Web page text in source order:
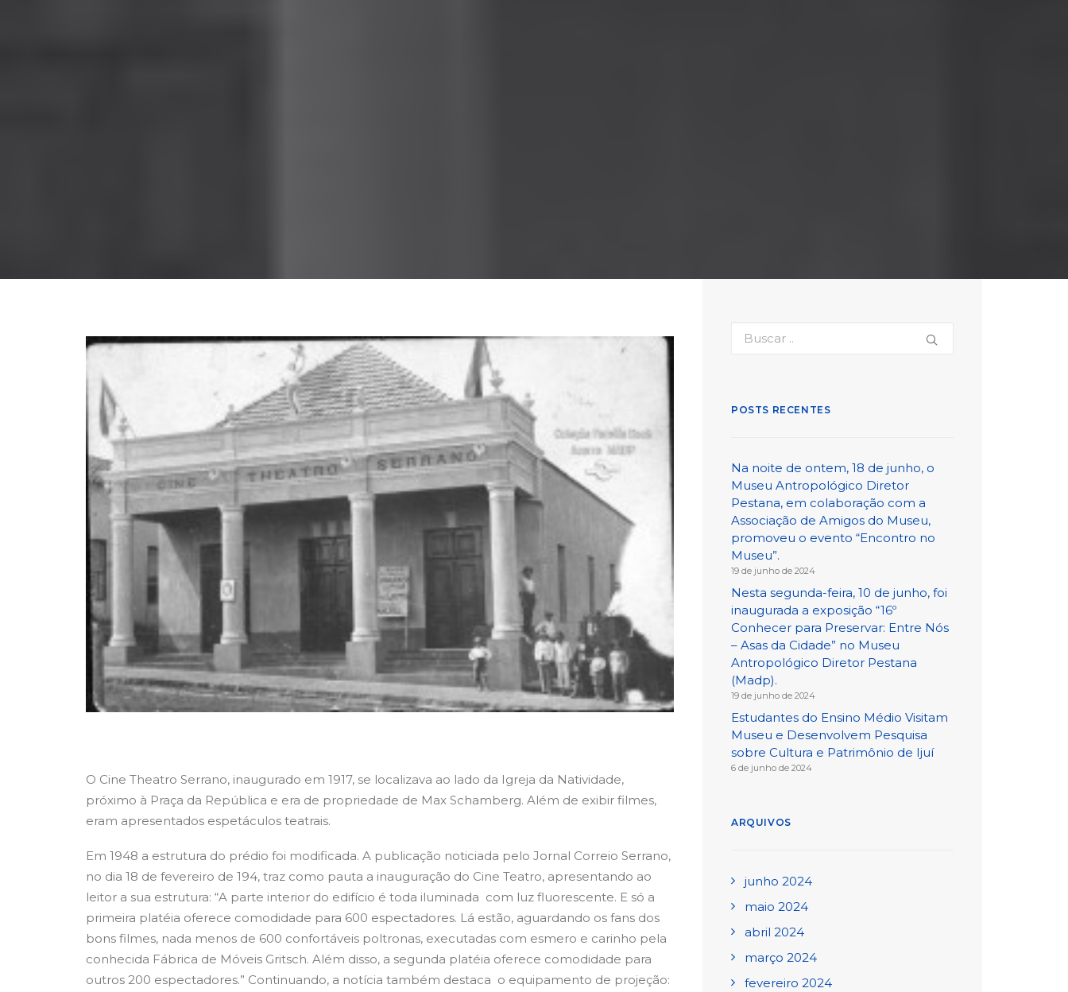
O Cine Theatro Serrano, inaugurado em 1917, se localizava ao lado da Igreja da Natividade,
próximo à Praça da República e era de propriedade de Max Schamberg. Além de exibir filmes,
eram apresentados espetáculos teatrais.
Em 1948 a estrutura do prédio foi modificada. A publicação noticiada pelo Jornal Correio Serrano,
no dia 18 de fevereiro de 194, traz como pauta a inauguração do Cine Teatro, apresentando ao
leitor a sua estrutura: “A parte interior do edifício é toda iluminada com luz fluorescente. E só a
primeira platéia oferece comodidade para 600 espectadores. Lá estão, aguardando os fans dos
bons filmes, nada menos de 600 confortáveis poltronas, executadas com esmero e carinho pela
conhecida Fábrica de Móveis Gritsch. Além disso, a segunda platéia oferece comodidade para
outros 200 espectadores.” Continuando, a notícia também destaca o equipamento de projeção:
POSTS RECENTES
Na noite de ontem, 18 de junho, o
Museu Antropológico Diretor
Pestana, em colaboração com a
Associação de Amigos do Museu,
promoveu o evento “Encontro no
Museu”.
19 de junho de 2024
Nesta segunda-feira, 10 de junho, foi
inaugurada a exposição “16º
Conhecer para Preservar: Entre Nós
– Asas da Cidade” no Museu
Antropológico Diretor Pestana
(Madp).
19 de junho de 2024
Estudantes do Ensino Médio Visitam
Museu e Desenvolvem Pesquisa
sobre Cultura e Patrimônio de Ijuí
6 de junho de 2024
ARQUIVOS
junho 2024
maio 2024
abril 2024
março 2024
fevereiro 2024